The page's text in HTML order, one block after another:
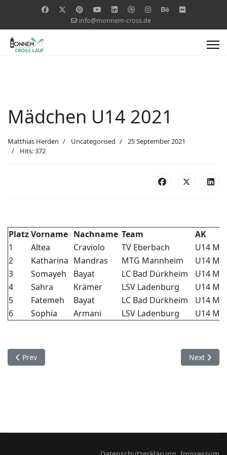
info@monnem-cross.de
Mädchen U14 2021
Matthias Herden Uncategorised
25 September 2021
Hits: 372
PlatzVorname Nachname Team
AK
1
Altea Craviolo TV Eberbach
U14
2
Katharina Mandras MTG Mannheim
U14
3
Somayeh Bayat LC Bad Dürkheim
U14
4
Sahra Krämer LSV Ladenburg
U14
5
Fatemeh Bayat LC Bad Dürkheim
U14
6
Sophia Armani LSV Ladenburg U14
Previous article: Mädchen U14 2022
Prev Next
Next